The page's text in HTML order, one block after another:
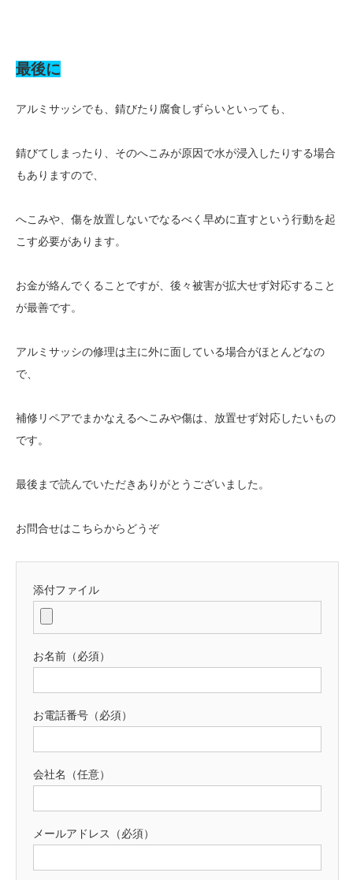
最後に
アルミサッシでも、錆びたり腐食しずらいといっても、
錆びてしまったり、そのへこみが原因で水が浸入したりする場合
もありますので、
へこみや、傷を放置しないでなるべく早めに直すという行動を起
こす必要があります。
お金が絡んでくることですが、後々被害が拡大せず対応すること
が最善です。
アルミサッシの修理は主に外に面している場合がほとんどなの
で、
補修リペアでまかなえるへこみや傷は、放置せず対応したいもの
です。
最後まで読んでいただきありがとうございました。
お問合せはこちらからどうぞ
添付ファイル
お名前（必須）
お電話番号（必須）
会社名（任意）
メールアドレス（必須）